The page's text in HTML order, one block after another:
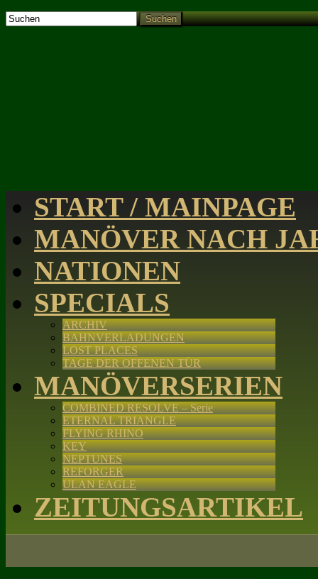
Suchen
START / MAINPAGE
MANÖVER NACH
NATIONEN
SPECIALS
ARCHIV
BAHNVERLADUNGEN
LOST PLACES
TAGE DER OFFENEN TÜR
MANÖVERSERIEN
COMBINED RESOLVE – Serie
ETERNAL TRIANGLE
FLYING RHINO
KEY
NEPTUNES
REFORGER
ULAN EAGLE
ZEITUNGSARTIKEL